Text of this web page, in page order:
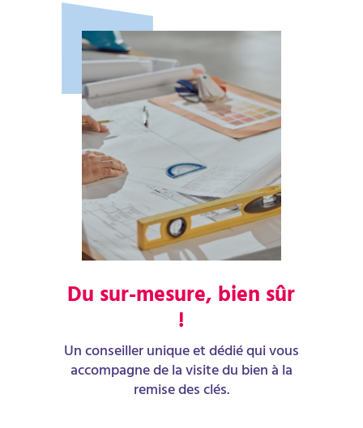
Du sur-mesure, bien sûr
!
Un conseiller unique et dédié qui vous
accompagne de la visite du bien à la
remise des clés.